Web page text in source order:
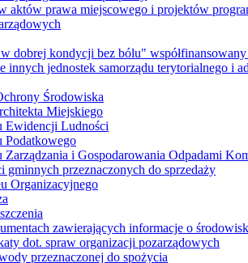
aktów prawa miejscowego i projektów
dobrej kondycji bez bólu"
innych jednostek samorządu terytorialnego i
Środowiska
Miejskiego
Ewidencji Ludności
Podatkowego
i Gospodarowania Odpadami
gminnych przeznaczonych do sprzedaży
Organizacyjnego
zawierających informacje o
dot. spraw organizacji pozarządowych
przeznaczonej do spożycia